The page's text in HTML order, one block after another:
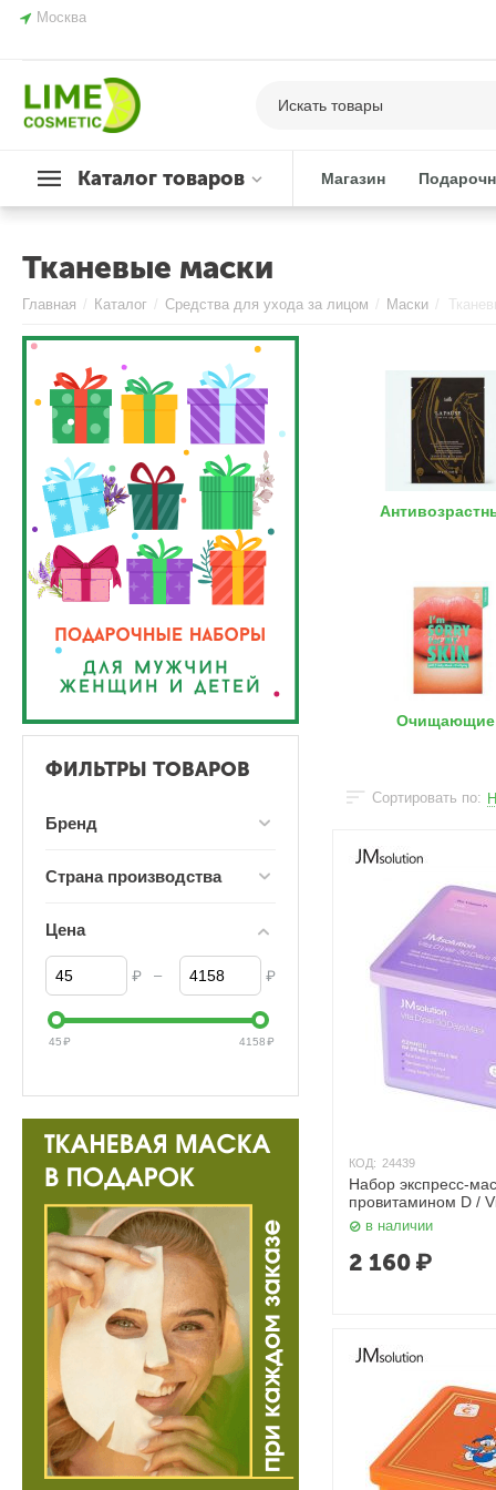
Москва
Каталог товаров Магазин
Тканевые маски
Главная / Каталог / Средства для ухода за лицом / Маски /
Очищающие
Сортировать по:
КОД: 24439
Набор экспресс-
провитамином D /
30 шт. JMsolution
в наличии
2 160 ₽
ФИЛЬТРЫ ТОВАРОВ
Бренд
Страна производства
Цена
₽ – ₽
45₽ 4158₽